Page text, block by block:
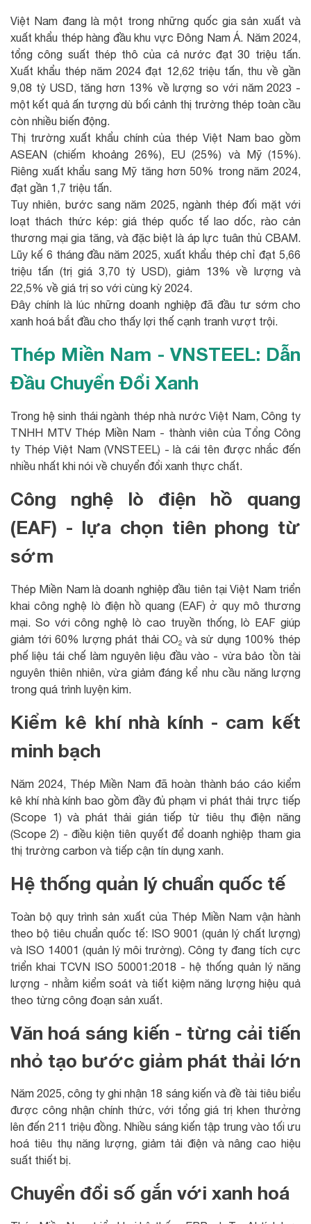
Việt Nam đang là một trong những quốc gia sản xuất và
xuất khẩu thép hàng đầu khu vực Đông Nam Á. Năm 2024,
tổng công suất thép thô của cả nước đạt 30 triệu tấn.
Xuất khẩu thép năm 2024 đạt 12,62 triệu tấn, thu về gần
9,08 tỷ USD, tăng hơn 13% về lượng so với năm 2023 -
một kết quả ấn tượng dù bối cảnh thị trường thép toàn cầu
còn nhiều biến động.
Thị trường xuất khẩu chính của thép Việt Nam bao gồm
ASEAN (chiếm khoảng 26%), EU (25%) và Mỹ (15%).
Riêng xuất khẩu sang Mỹ tăng hơn 50% trong năm 2024,
đạt gần 1,7 triệu tấn.
Tuy nhiên, bước sang năm 2025, ngành thép đối mặt với
loạt thách thức kép: giá thép quốc tế lao dốc, rào cản
thương mại gia tăng, và đặc biệt là áp lực tuân thủ CBAM.
Lũy kế 6 tháng đầu năm 2025, xuất khẩu thép chỉ đạt 5,66
triệu tấn (trị giá 3,70 tỷ USD), giảm 13% về lượng và
22,5% về giá trị so với cùng kỳ 2024.
Đây chính là lúc những doanh nghiệp đã đầu tư sớm cho
xanh hoá bắt đầu cho thấy lợi thế cạnh tranh vượt trội.
Thép Miền Nam - VNSTEEL: Dẫn
Đầu Chuyển Đổi Xanh
Trong hệ sinh thái ngành thép nhà nước Việt Nam, Công ty
TNHH MTV Thép Miền Nam - thành viên của Tổng Công
ty Thép Việt Nam (VNSTEEL) - là cái tên được nhắc đến
nhiều nhất khi nói về chuyển đổi xanh thực chất.
Công nghệ lò điện hồ quang
(EAF) - lựa chọn tiên phong từ
sớm
Thép Miền Nam là doanh nghiệp đầu tiên tại Việt Nam triển
khai công nghệ lò điện hồ quang (EAF) ở quy mô thương
mại. So với công nghệ lò cao truyền thống, lò EAF giúp
giảm tới 60% lượng phát thải CO₂ và sử dụng 100% thép
phế liệu tái chế làm nguyên liệu đầu vào - vừa bảo tồn tài
nguyên thiên nhiên, vừa giảm đáng kể nhu cầu năng lượng
trong quá trình luyện kim.
Kiểm kê khí nhà kính - cam kết
minh bạch
Năm 2024, Thép Miền Nam đã hoàn thành báo cáo kiểm
kê khí nhà kính bao gồm đầy đủ phạm vi phát thải trực tiếp
(Scope 1) và phát thải gián tiếp từ tiêu thụ điện năng
(Scope 2) - điều kiện tiên quyết để doanh nghiệp tham gia
thị trường carbon và tiếp cận tín dụng xanh.
Hệ thống quản lý chuẩn quốc tế
Toàn bộ quy trình sản xuất của Thép Miền Nam vận hành
theo bộ tiêu chuẩn quốc tế: ISO 9001 (quản lý chất lượng)
và ISO 14001 (quản lý môi trường). Công ty đang tích cực
triển khai TCVN ISO 50001:2018 - hệ thống quản lý năng
lượng - nhằm kiểm soát và tiết kiệm năng lượng hiệu quả
theo từng công đoạn sản xuất.
Văn hoá sáng kiến - từng cải tiến
nhỏ tạo bước giảm phát thải lớn
Năm 2025, công ty ghi nhận 18 sáng kiến và đề tài tiêu biểu
được công nhận chính thức, với tổng giá trị khen thưởng
lên đến 211 triệu đồng. Nhiều sáng kiến tập trung vào tối ưu
hoá tiêu thụ năng lượng, giảm tải điện và nâng cao hiệu
suất thiết bị.
Chuyển đổi số gắn với xanh hoá